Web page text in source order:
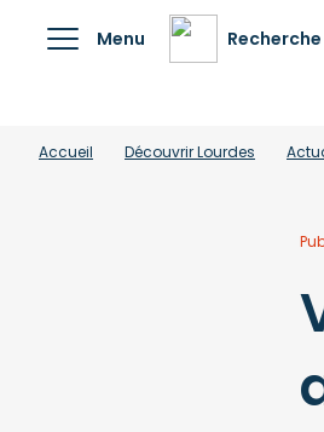
Menu Recherche
Accueil Découvrir Lourdes